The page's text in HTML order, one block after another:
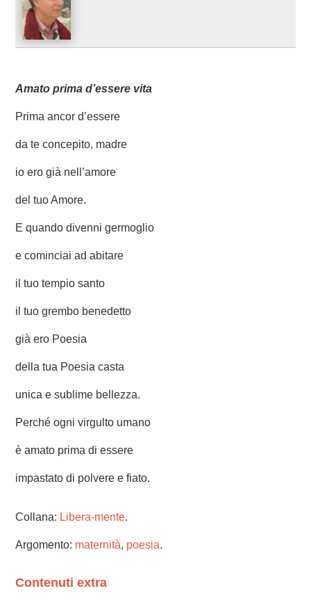
Amato prima d’essere vita
Prima ancor d’essere
da te concepito, madre
io ero già nell’amore
del tuo Amore.
E quando divenni germoglio
e cominciai ad abitare
il tuo tempio santo
il tuo grembo benedetto
già ero Poesia
della tua Poesia casta
unica e sublime bellezza.
Perché ogni virgulto umano
è amato prima di essere
impastato di polvere e fiato.
Collana: Libera-mente.
Argomento: maternità, poesia.
Contenuti extra